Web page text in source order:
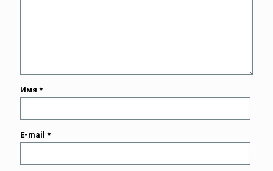
Имя *
E-mail *